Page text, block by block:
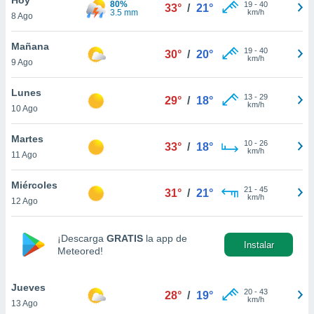
en
más
nuestra
de
aceptar
de
8 Ago
80%
3.5 mm
33° / 21° 19- 40
km/h
Mañana
9 Ago
30° / 20° 19- 40
km/h
Lunes
10 Ago
29° / 18° 13- 29
km/h
Martes
11 Ago
33° / 18° 10- 26
km/h
Miércoles
12 Ago
31° / 21° 21 - 45
km/h
¡Descarga GRATIS la app de
Meteored!
Instalar
Jueves
13 Ago
28° / 19° 20- 43
km/h